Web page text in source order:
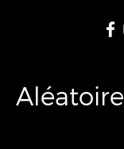
Aléatoire